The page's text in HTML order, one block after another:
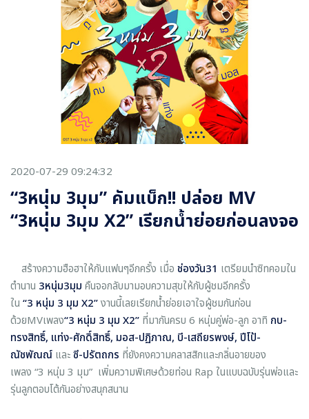
2020-07-29 09:24:32
“3หนุ่ม 3มุม” คัมแบ็ก!! ปล่อย MV
“3หนุ่ม 3มุม X2” เรียกน้ำย่อยก่อนลงจอ
สร้างความฮือฮาให้กับแฟนๆอีกครั้ง เมื่อ ช่องวัน31 เตรียมนำซิทคอมใน
ตำนาน 3หนุ่ม3มุม คืนจอกลับมามอบความสุขให้กับผู้ชมอีกครั้ง
ใน “3 หนุ่ม 3 มุม X2”งานนี้เลยเรียกน้ำย่อยเอาใจผู้ชมกันก่อน
ด้วยMVเพลง“3 หนุ่ม 3 มุม X2” ที่มากันครบ 6 หนุ่มคู่พ่อ-ลูก อาทิ กบ-
ทรงสิทธิ์, แท่ง-ศักดิ์สิทธิ์, มอส-ปฏิภาณ, บี-เสถียรพงษ์, ปีโป้-
ณัชพัณณ์ และซี-ปรัตถกร ที่ยังคงความคลาสสิกและกลิ่นอายของ
เพลง “3 หนุ่ม 3 มุม” เพิ่มความพิเศษด้วยท่อน Rap ในแบบฉบับรุ่นพ่อและ
รุ่นลูกตอบโต้กันอย่างสนุกสนาน